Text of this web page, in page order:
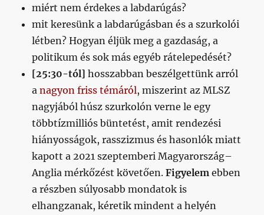
miért nem érdekes a labdarúgás?
mit keresünk a labdarúgásban és a szurkolói
létben? Hogyan éljük meg a gazdaság, a
politikum és sok más egyéb rátelepedését?
[25:30-tól] hosszabban beszélgettünk arról
anagyon friss témáról, miszerint az MLSZ
nagyjából húsz szurkolón verne le egy
többtízmilliós büntetést, amit rendezési
hiányosságok, rasszizmus és hasonlók miatt
kapott a 2021 szeptemberi Magyarország–
Anglia mérkőzést követően.Figyelem ebben
a részben súlyosabb mondatok is
elhangzanak, kéretik mindent a helyén